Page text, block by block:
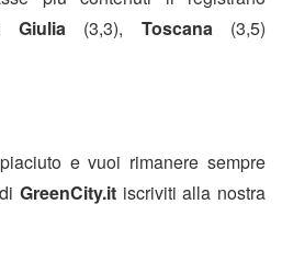
Giulia (3,3), Toscana(3,5)
e vuoi rimanere sempre
GreenCity.itiscriviti alla nostra